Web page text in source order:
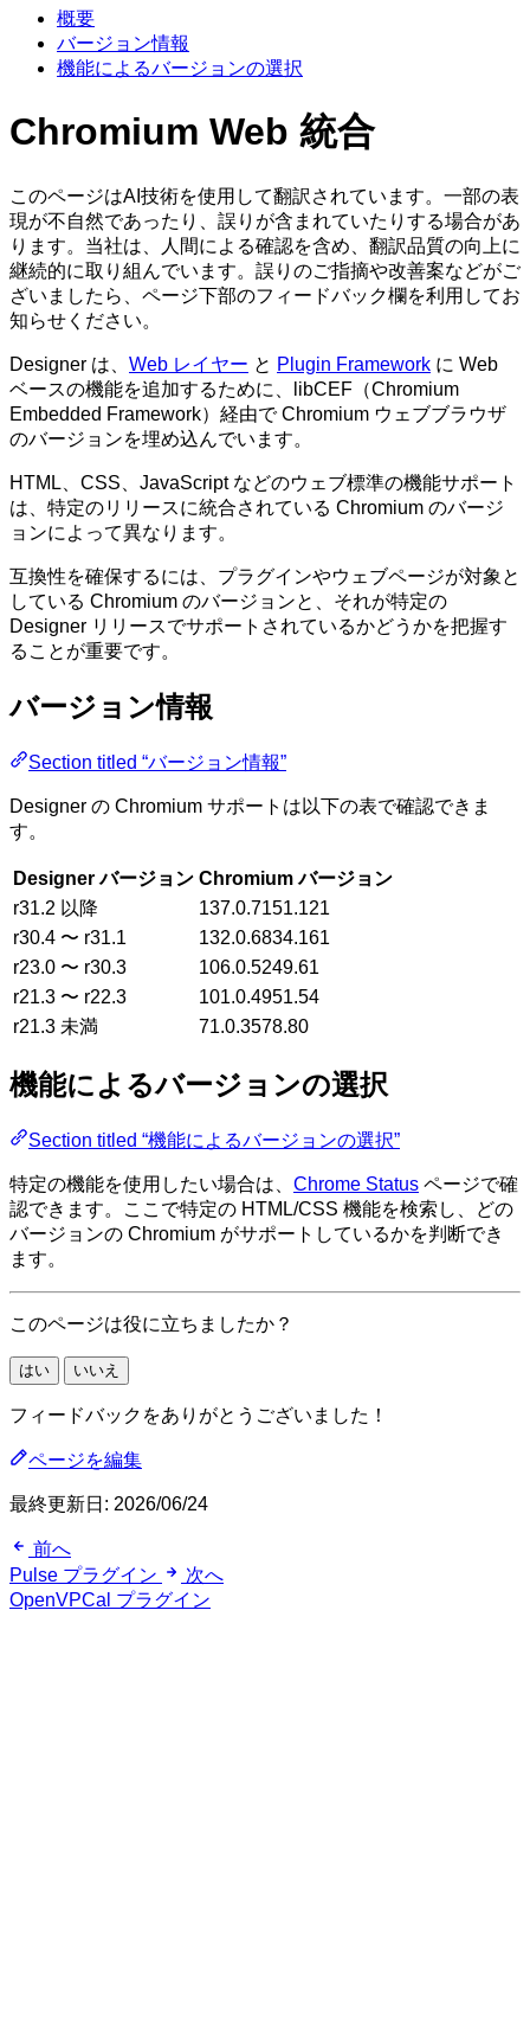
概要
バージョン情報
機能によるバージョンの選択
Chromium Web 統合
このページはAI技術を使用して翻訳されています。一部の表
現が不自然であったり、誤りが含まれていたりする場合があ
ります。当社は、人間による確認を含め、翻訳品質の向上に
継続的に取り組んでいます。誤りのご指摘や改善案などがご
ざいましたら、ページ下部のフィードバック欄を利用してお
知らせください。
Designer は、 Web レイヤー と Plugin Framework に Web
ベースの機能を追加するために、libCEF（Chromium
Embedded Framework）経由で Chromium ウェブブラウザ
のバージョンを埋め込んでいます。
HTML、CSS、JavaScript などのウェブ標準の機能サポート
は、特定のリリースに統合されている Chromium のバージ
ョンによって異なります。
互換性を確保するには、プラグインやウェブページが対象と
している Chromium のバージョンと、それが特定の
Designer リリースでサポートされているかどうかを把握す
ることが重要です。
バージョン情報
Section titled “バージョン情報”
Designer の Chromium サポートは以下の表で確認できま
す。
Designer バージョン Chromium バージョン
r31.2 以降
137.0.7151.121
r30.4 〜 r31.1
132.0.6834.161
r23.0 〜 r30.3
106.0.5249.61
r21.3 〜 r22.3
101.0.4951.54
r21.3 未満
71.0.3578.80
機能によるバージョンの選択
Section titled “機能によるバージョンの選択”
特定の機能を使用したい場合は、 Chrome Status ページで確
認できます。ここで特定の HTML/CSS 機能を検索し、どの
バージョンの Chromium がサポートしているかを判断でき
ます。
このページは役に立ちましたか？
はい いいえ
フィードバックをありがとうございました！
ページを編集
最終更新日: 2026/06/24
前へ
Pulse プラグイン
次へ
OpenVPCal プラグイン